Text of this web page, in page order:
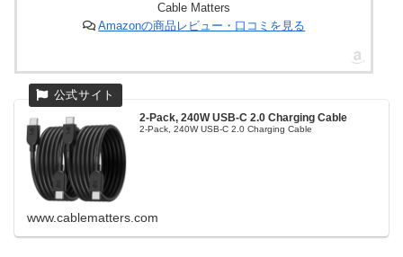
Cable Matters
Amazonの商品レビュー・口コミを見る
2-Pack, 240W USB-C 2.0 Charging Cable
2-Pack, 240W USB-C 2.0 Charging Cable
www.cablematters.com